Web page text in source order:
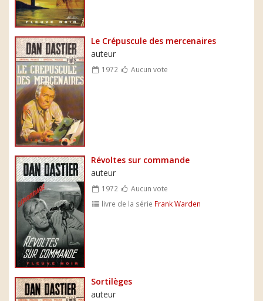
Le Crépuscule des mercenaires
auteur
1972 Aucun vote
Révoltes sur commande
auteur
1972
Aucun vote
livre de la série Frank Warden
Sortilèges
auteur